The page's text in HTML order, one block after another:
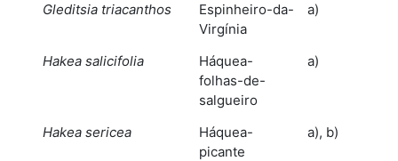
Gleditsia triacanthos
Espinheiro-da-
Virgínia
a)
Hakea salicifolia
Háquea-
folhas-de-
salgueiro
a)
Hakea sericea
Háquea-
picante
a), b)